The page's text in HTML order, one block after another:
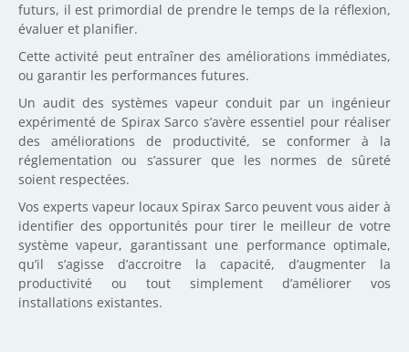
futurs, il est primordial de prendre le temps de la réflexion,
évaluer et planifier.
Cette activité peut entraîner des améliorations immédiates,
ou garantir les performances futures.
Un audit des systèmes vapeur conduit par un ingénieur
expérimenté de Spirax Sarco s’avère essentiel pour réaliser
des améliorations de productivité, se conformer à la
réglementation ou s’assurer que les normes de sûreté
soient respectées.
Vos experts vapeur locaux Spirax Sarco peuvent vous aider à
identifier des opportunités pour tirer le meilleur de votre
système vapeur, garantissant une performance optimale,
qu’il s’agisse d’accroitre la capacité, d’augmenter la
productivité ou tout simplement d’améliorer vos
installations existantes.